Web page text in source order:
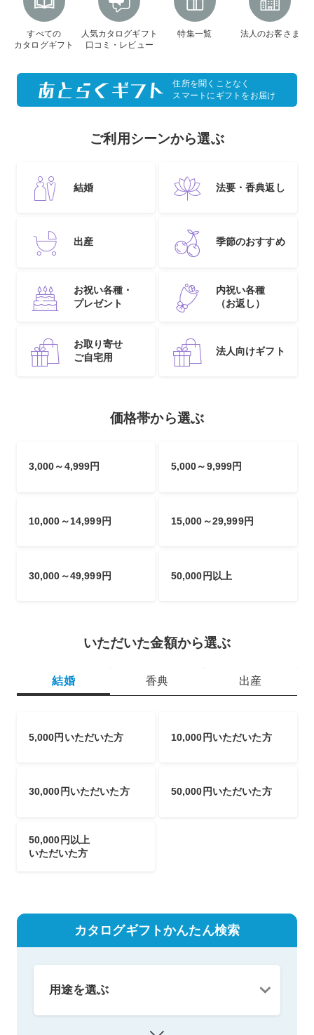
すべての
カタログギフト
人気カタログギフト
口コミ・レビュー
特集一覧 法人のお客さま
住所を聞くことなく
スマートにギフトをお届け
ご利用シーンから選ぶ
結婚 法要・香典返し
出産 季節のおすすめ
お祝い各種・
プレゼント
内祝い各種
（お返し）
お取り寄せ
ご自宅用
法人向けギフト
価格帯から選ぶ
3,000～4,999円 5,000～9,999円
10,000～14,999円 15,000～29,999円
30,000～49,999円 50,000円以上
いただいた金額から選ぶ
結婚 香典 出産
5,000円いただいた方 10,000円いただいた方
30,000円いただいた方 50,000円いただいた方
50,000円以上
いただいた方
カタログギフトかんたん検索